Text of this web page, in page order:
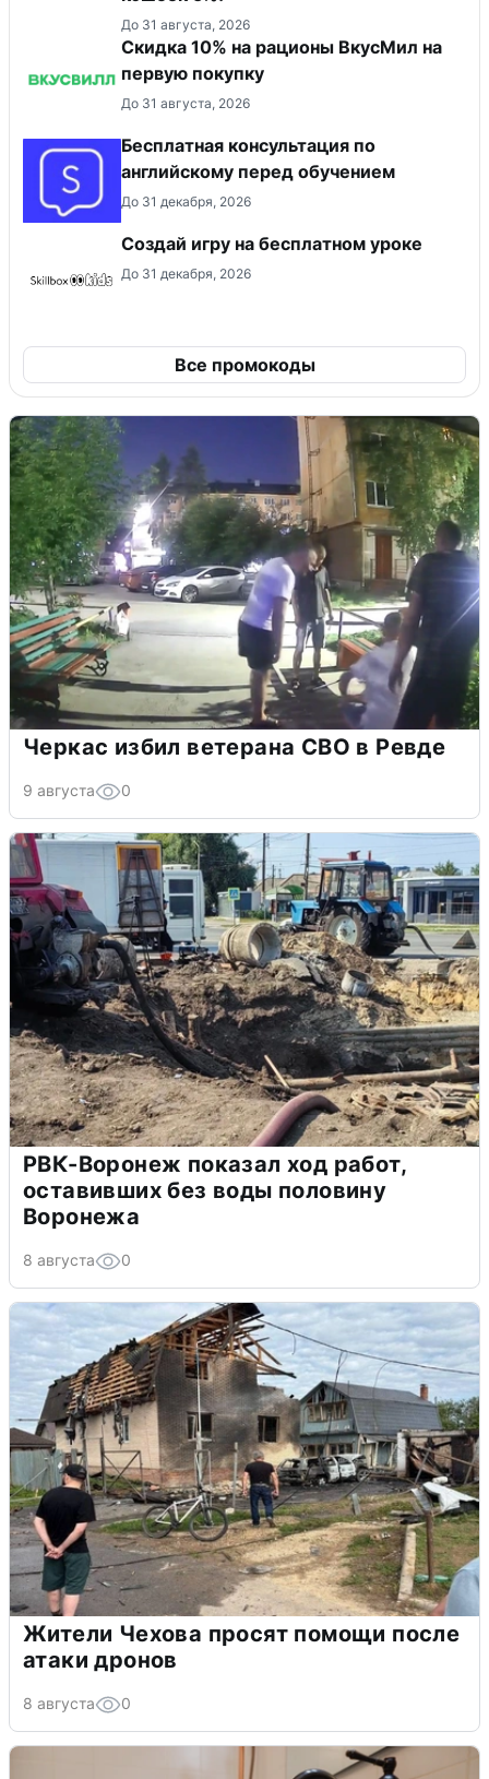
До 31 августа, 2026
Скидка 10% на рационы ВкусМил на
первую покупку
До 31 августа, 2026
Бесплатная консультация по
английскому перед обучением
До 31 декабря, 2026
Создай игру на бесплатном уроке
До 31 декабря, 2026
Все промокоды
Черкас избил ветерана СВО в Ревде
9 августа 0
РВК-Воронеж показал ход работ,
оставивших без воды половину
Воронежа
8 августа 0
Жители Чехова просят помощи после
атаки дронов
8 августа 0